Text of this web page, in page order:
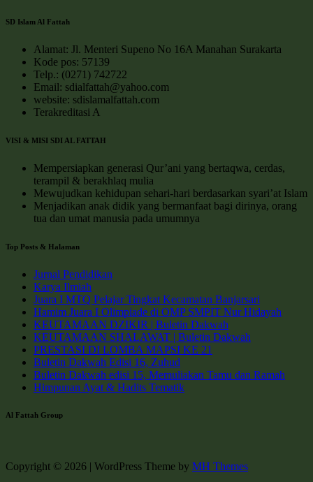
SD Islam Al Fattah
Alamat: Jl. Menteri Supeno No 16A Manahan Surakarta
Kode pos: 57139
Telp.: (0271) 742722
Email: sdialfattah@yahoo.com
website: sdislamalfattah.com
Terakreditasi A
VISI & MISI SDI AL FATTAH
Mempersiapkan generasi Qur’ani yang bertaqwa, cerdas,
terampil & berakhlaq mulia
Mewujudkan kehidupan sehari-hari berdasarkan syari’at Islam
Menjadikan anak didik yang bermanfaat bagi dirinya, orang
tua dan umat manusia pada umumnya
Top Posts & Halaman
Jurnal Pendidikan
Karya Ilmiah
Juara I MTQ Pelajar Tingkat Kecamatan Banjarsari
Hamim Juara I Olimpiade di OMP SMPIT Nur Hidayah
KEUTAMAAN DZIKIR | Buletin Dakwah
KEUTAMAAN SHALAWAT | Buletin Dakwah
PRESTASI DI LOMBA MAPSI KE 21
Buletin Dakwah Edisi 16, Zuhud
Buletin Dakwah edisi 15, Memuliakan Tamu dan Ramah
Himpunan Ayat & Hadits Tematik
Al Fattah Group
Copyright © 2026 | WordPress Theme by MH Themes